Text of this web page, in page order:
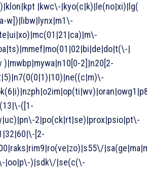
|kwc\-|kyo(c|k)|le(no|xi)|lg(
w])|libw|lynx|m1\-
|
2]|n20[2-
([1-
2|po(ck|rt|se)|prox|psio|pt\-
[2-
|oo|p\-)|sdk\/|se(c(\-